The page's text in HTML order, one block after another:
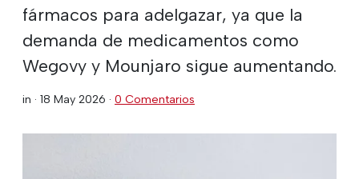
fármacos para adelgazar, ya que la
demanda de medicamentos como
Wegovy y Mounjaro sigue aumentando.
in · 18 May 2026 · 0 Comentarios